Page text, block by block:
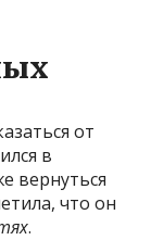
от
в
вернуться
что он
.